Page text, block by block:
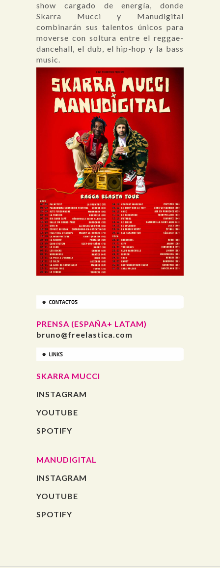
show cargado de energía, donde
Skarra Mucci y Manudigital
combinarán sus talentos únicos para
moverse con soltura entre el reggae-
dancehall, el dub, el hip-hop y la bass
music.
PRENSA (ESPAÑA+ LATAM)
bruno@freelastica.com
SKARRA MUCCI
INSTAGRAM
YOUTUBE
SPOTIFY
MANUDIGITAL
INSTAGRAM
YOUTUBE
SPOTIFY